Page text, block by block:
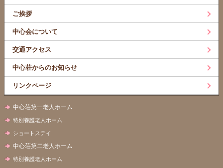
ご挨拶
中心会について
交通アクセス
中心荘からのお知らせ
リンクページ
中心荘第一老人ホーム
特別養護老人ホーム
ショートステイ
中心荘第二老人ホーム
特別養護老人ホーム